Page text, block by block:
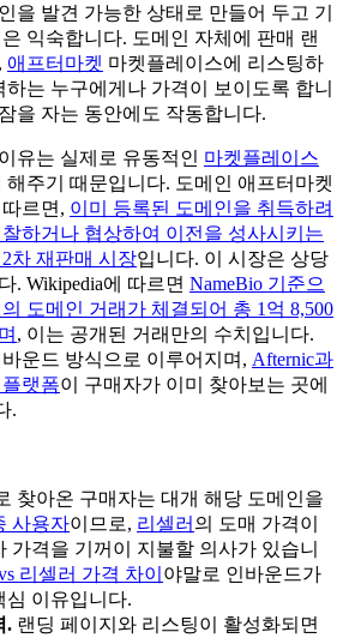
을 발견 가능한 상태로 만들어 두고 기
익숙합니다. 도메인 자체에 판매 랜
애프터마켓 마켓플레이스에 리스팅하
는 누구에게나 가격이 보이도록 합니
을 자는 동안에도 작동합니다.
유는 실제로 유동적인 마켓플레이스
주기 때문입니다. 도메인 애프터마켓
르면, 이미 등록된 도메인을 취득하려
하거나 협상하여 이전을 성사시키는
차 재판매 시장입니다. 이 시장은 상당
. Wikipedia에 따르면 NameBio 기준으
도메인 거래가 체결되어 총 1억 8,500
, 이는 공개된 거래만의 수치입니다.
운드 방식으로 이루어지며, Afternic과
랫폼이 구매자가 이미 찾아보는 곳에
.
찾아온 구매자는 대개 해당 도메인을
사용자이므로, 리셀러 의 도매 가격이
가격을 기꺼이 지불할 의사가 있습니
리셀러 가격 차이 야말로 인바운드가
심 이유입니다.
. 랜딩 페이지와 리스팅이 활성화되면